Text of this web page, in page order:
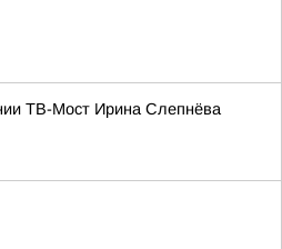
ТВ-Мост Ирина Слепнёва